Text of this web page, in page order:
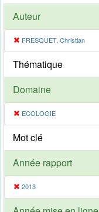
Auteur
FRESQUET, Christian
Thématique
Domaine
ECOLOGIE
Mot clé
Année rapport
2013